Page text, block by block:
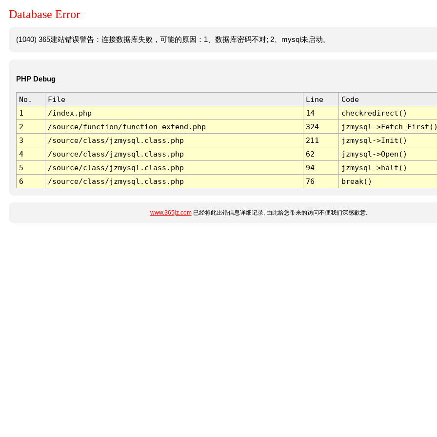
Database Error
(1040) 365建站错误警告：连接数据库失败，可能的原因：1、数据库密码不对; 2、mysql未启动。
PHP Debug
No. File Line
Code
1
/index.php 14
checkredirect()
2
/source/function/function_extend.php 324
jzmysql-
3
/source/class/jzmysql.class.php 211
jzmysql->Init()
4
/source/class/jzmysql.class.php 62
jzmysql->Open()
5
/source/class/jzmysql.class.php 94
jzmysql->halt()
6
/source/class/jzmysql.class.php 76 break()
www.365jz.com已经将此出错信息详细记录, 由此给您带来的访问不便我们深感歉意.